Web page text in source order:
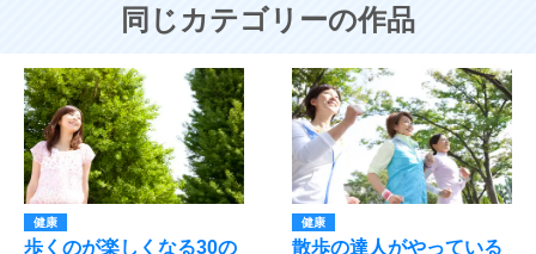
同じカテゴリーの作品
健康
歩くのが楽しくなる30の
健康
散歩の達人がやっている